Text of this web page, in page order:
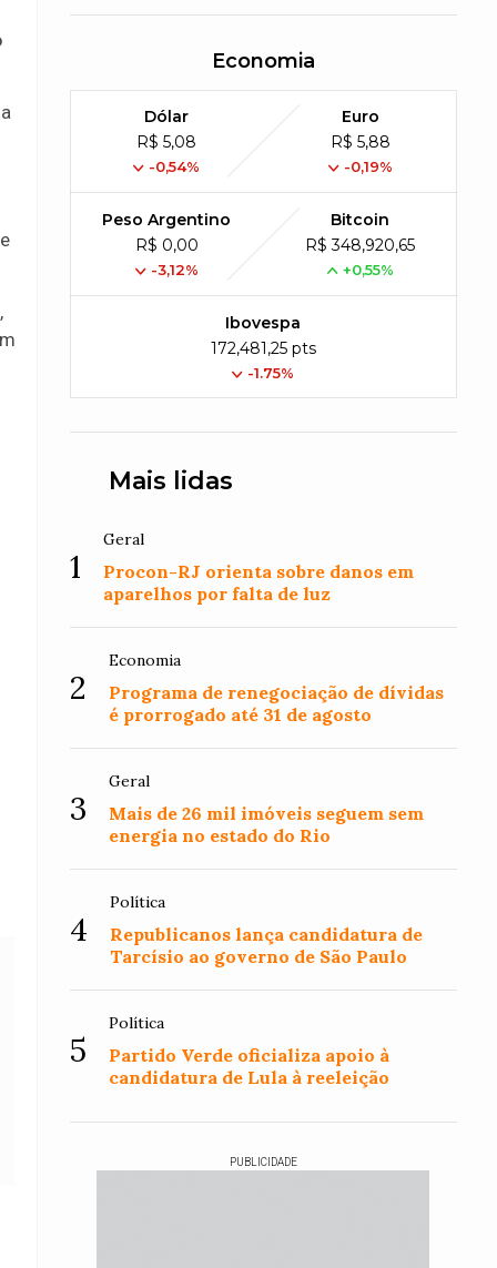
Economia
Dólar
R$ 5,08
-0,54%
Euro
R$ 5,88
-0,19%
Peso Argentino
R$ 0,00
-3,12%
Bitcoin
R$ 348,920,65
+0,55%
Ibovespa
172,481,25 pts
-1.75%
Mais lidas
1
Geral
Procon-RJ orienta sobre danos em
aparelhos por falta de luz
2
Economia
Programa de renegociação de dívidas
é prorrogado até 31 de agosto
3
Geral
Mais de 26 mil imóveis seguem sem
energia no estado do Rio
4
Política
Republicanos lança candidatura de
Tarcísio ao governo de São Paulo
5
Política
Partido Verde oficializa apoio à
candidatura de Lula à reeleição
PUBLICIDADE